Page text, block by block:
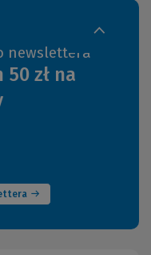
newslettera
zł na